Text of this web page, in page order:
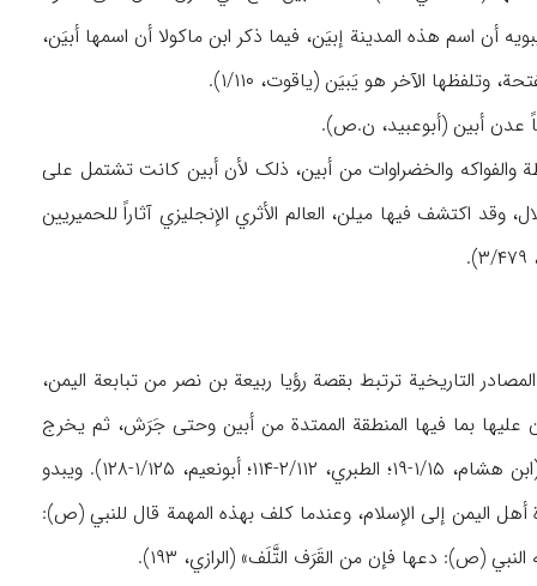
فيغربها، ویافع في شمالها، والبحر في جنوبها (الأکوع، ۱۹۰، ها ۲). ذکر سیبویه أن اسم هذه المدینة إبیَن، فیما ذکر ابن ماکولا أن اسمها أبیَن،
عدن أبین (أبوعبید، ن.ص).
والخضراوات من أبین، ذلک لأن أبین کانت تشتمل علی
أطلال، وقد اکتشف فیها میلن، العالم الأثري الإنجلیزي آثاراً للحمیریین
التاریخیة ترتبط بقصة رؤیا ربیعة بن نصر من تبابعة الیمن،
بما فیها المنطقة الممتدة من أبین وحتی جَرَش، ثم یخرج
سیف بن ذي یزن الأحباش من الیمن، وبعد فترة یفتح المسلمون الیمن، وتباد سلالة ملوک الیمن (ابن هشام، ۱/۱۵-۱۹؛ الطبري، ۲/۱۱۲-۱۱۴؛ أبونعیم، ۱/۱۲۵-۱۲۸). ویبدو
۱۰هـ، فبعثه النبي (ص) إلیها لدعوة أهل الیمن إلی الإسلام، وعندما کلف بهذه المهمة قال للنبي (ص):
(ص): دعها فإن من القَرَف التَّلَف» (الرازي، ۱۹۳).